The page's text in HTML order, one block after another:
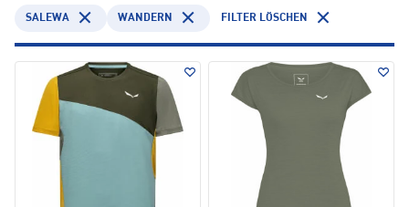
SALEWA WANDERN FILTER LÖSCHEN